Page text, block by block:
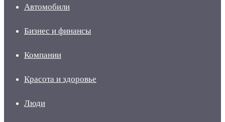
Автомобили
Бизнес и финансы
Компании
Красота и здоровье
Люди